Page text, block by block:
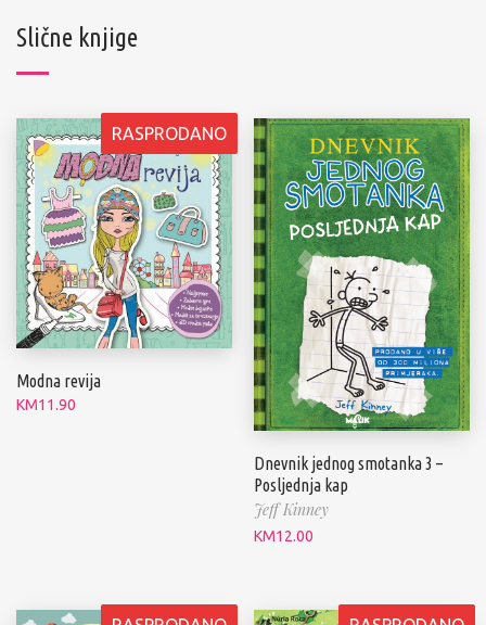
Slične knjige
RASPRODANO
Modna revija
KM11.90
Dnevnik jednog smotanka 3 –
Posljednja kap
Jeff Kinney
KM12.00